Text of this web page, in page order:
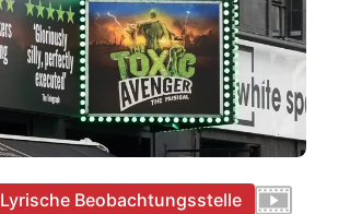
Lyrische Beobachtungsstelle